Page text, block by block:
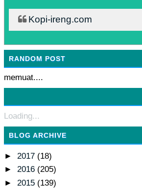
Kopi-ireng.com
RANDOM POST
memuat....
Loading...
BLOG ARCHIVE
► 2017 (18)
► 2016 (205)
► 2015 (139)